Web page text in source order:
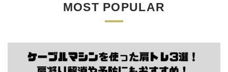
MOST POPULAR